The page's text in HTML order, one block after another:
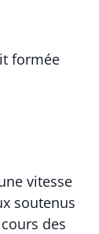
formée
vitesse
soutenus
des